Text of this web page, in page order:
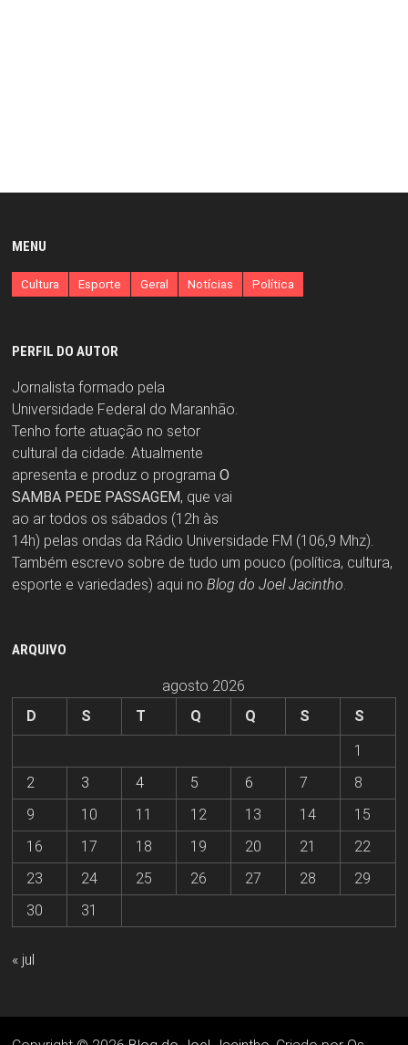
MENU
Cultura Esporte Geral Notícias Política
PERFIL DO AUTOR
Jornalista formado pela
Universidade Federal do Maranhão.
Tenho forte atuação no setor
cultural da cidade. Atualmente
apresenta e produz o programa O
SAMBA PEDE PASSAGEM, que vai
ao ar todos os sábados (12h às
14h) pelas ondas da Rádio Universidade FM (106,9 Mhz).
Também escrevo sobre de tudo um pouco (política, cultura,
esporte e variedades) aqui no Blog do Joel Jacintho.
ARQUIVO
agosto 2026
D
S T Q Q S
S
1
2
3 4 5 6 7
8
9
10 11 12 13 14
15
16
17 18 19 20 21
22
23
24 25 26 27 28
29
30
31
« jul